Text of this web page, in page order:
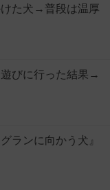
た犬→普段は温厚
びに行った結果→
ランに向かう犬』